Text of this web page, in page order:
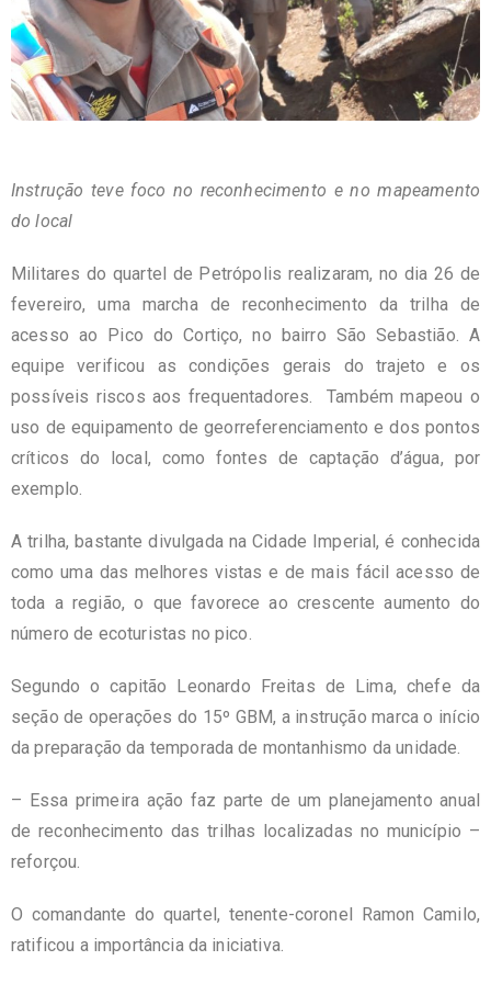
Instrução teve foco no reconhecimento e no mapeamento
do local
Militares do quartel de Petrópolis realizaram, no dia 26 de
fevereiro, uma marcha de reconhecimento da trilha de
acesso ao Pico do Cortiço, no bairro São Sebastião. A
equipe verificou as condições gerais do trajeto e os
possíveis riscos aos frequentadores. Também mapeou o
uso de equipamento de georreferenciamento e dos pontos
críticos do local, como fontes de captação d’água, por
exemplo.
A trilha, bastante divulgada na Cidade Imperial, é conhecida
como uma das melhores vistas e de mais fácil acesso de
toda a região, o que favorece ao crescente aumento do
número de ecoturistas no pico.
Segundo o capitão Leonardo Freitas de Lima, chefe da
seção de operações do 15º GBM, a instrução marca o início
da preparação da temporada de montanhismo da unidade.
– Essa primeira ação faz parte de um planejamento anual
de reconhecimento das trilhas localizadas no município –
reforçou.
O comandante do quartel, tenente-coronel Ramon Camilo,
ratificou a importância da iniciativa.